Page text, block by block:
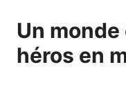
Un
héros en